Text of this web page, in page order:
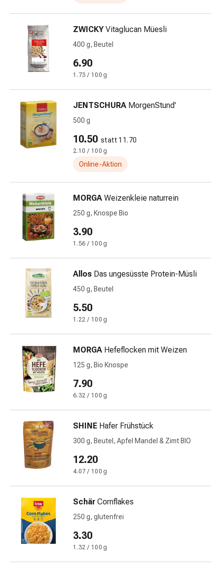
&
Kreislauf
Kompressions-
Strümpfe
Kreislaufbeschwerden
Blutgerinnung
Herznerven-
Gedächtnis-
Konzentrationsstörung
Allergien
&
Heuschnupfen
Antiallergika
Haut
Nase
Durchfall
Hämorrhoiden
Übelkeit
Erbrechen
Verdauung,
Krämpfe
Verstopfung
Ekzeme
Hühneraugen
Warzen
Nagel-
Fusspilz
Narbenbehandlung
Trockene
ZWICKY Vitaglucan Müesli
400 g, Beutel
6.90
1.73 / 100 g
JENTSCHURA MorgenStund'
500 g
10.50 statt 11.70
2.10 / 100 g
Online-Aktion
MORGA Weizenkleie naturrein
250 g, Knospe Bio
3.90
1.56 / 100 g
Allos Das ungesüsste Protein-Müsli
450 g, Beutel
5.50
1.22 / 100 g
MORGA Hefeflocken mit Weizen
125 g, Bio Knospe
7.90
6.32 / 100 g
SHINE Hafer Frühstück
300 g, Beutel, Apfel Mandel & Zimt BIO
12.20
4.07 / 100 g
Schär Cornflakes
250 g, glutenfrei
3.30
1.32 / 100 g